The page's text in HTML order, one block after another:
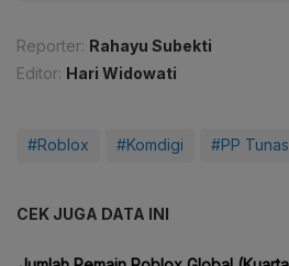
Reporter: Rahayu Subekti
Editor: Hari Widowati
#Roblox #Komdigi #PP Tunas
CEK JUGA DATA INI